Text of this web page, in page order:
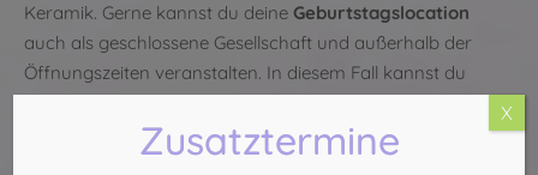
Keramik. Gerne kannst du deine Geburtstagslocation
auch als geschlossene Gesellschaft und außerhalb der
Öffnungszeiten veranstalten. In diesem Fall kannst du
natürlich auch einen externen Catering Service reservieren.
Geburtstagslocationsoll schließlich voll und ganz
deinen Wünschen entsprechen.
Zusatztermine
X